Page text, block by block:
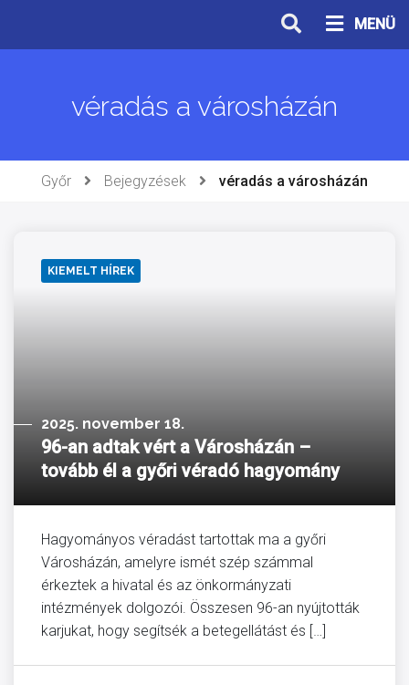
tartalomhoz
MENÜ
véradás a városházán
Győr Bejegyzések véradás a városházán
KIEMELT HÍREK
2025. november 18.
96-an adtak vért a Városházán –
tovább él a győri véradó hagyomány
Hagyományos véradást tartottak ma a győri
Városházán, amelyre ismét szép számmal
érkeztek a hivatal és az önkormányzati
intézmények dolgozói. Összesen 96-an nyújtották
karjukat, hogy segítsék a betegellátást és […]